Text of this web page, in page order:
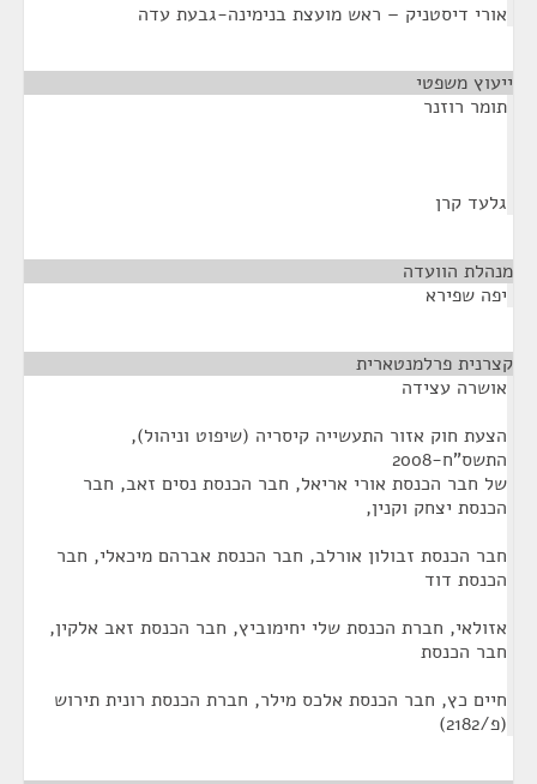
אורי דיסטניק – ראש מועצת בנימינה-גבעת עדה
ייעוץ משפטי
תומר רוזנר
גלעד קרן
מנהלת הוועדה
יפה שפירא
קצרנית פרלמנטארית
אושרה עצידה
הצעת חוק אזור התעשייה קיסריה (שיפוט וניהול),
התשס"ח-2008
של חבר הכנסת אורי אריאל, חבר הכנסת נסים זאב, חבר
הכנסת יצחק וקנין,
חבר הכנסת זבולון אורלב, חבר הכנסת אברהם מיכאלי, חבר
הכנסת דוד
אזולאי, חברת הכנסת שלי יחימוביץ, חבר הכנסת זאב אלקין,
חבר הכנסת
חיים כץ, חבר הכנסת אלכס מילר, חברת הכנסת רונית תירוש
(פ/2182)